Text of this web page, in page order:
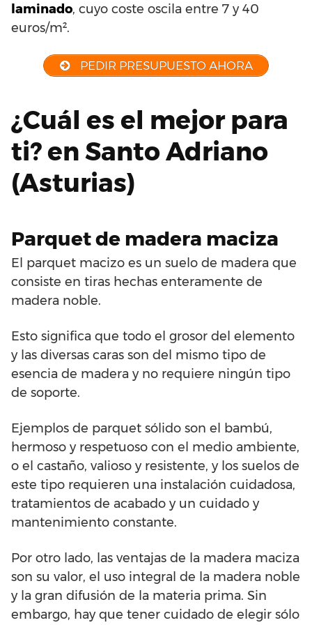
laminado, cuyo coste oscila entre 7 y 40
euros/m².
PEDIR PRESUPUESTO AHORA
¿Cuál es el mejor para
ti? en Santo Adriano
(Asturias)
Parquet de madera maciza
El parquet macizo es un suelo de madera que
consiste en tiras hechas enteramente de
madera noble.
Esto significa que todo el grosor del elemento
y las diversas caras son del mismo tipo de
esencia de madera y no requiere ningún tipo
de soporte.
Ejemplos de parquet sólido son el bambú,
hermoso y respetuoso con el medio ambiente,
o el castaño, valioso y resistente, y los suelos de
este tipo requieren una instalación cuidadosa,
tratamientos de acabado y un cuidado y
mantenimiento constante.
Por otro lado, las ventajas de la madera maciza
son su valor, el uso integral de la madera noble
y la gran difusión de la materia prima. Sin
embargo, hay que tener cuidado de elegir sólo